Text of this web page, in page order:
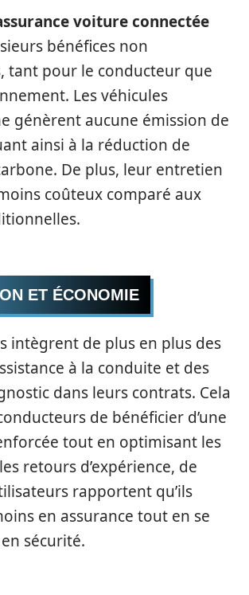
voiture connectée
bénéfices non
tant pour le conducteur que
Les véhicules
génèrent aucune émission de
ainsi à la réduction de
De plus, leur entretien
coûteux comparé aux
ET ÉCONOMIE
intègrent de plus en plus des
à la conduite et des
dans leurs contrats. Cela
de bénéficier d’une
tout en optimisant les
retours d’expérience, de
rapportent qu’ils
en assurance tout en se
sécurité.